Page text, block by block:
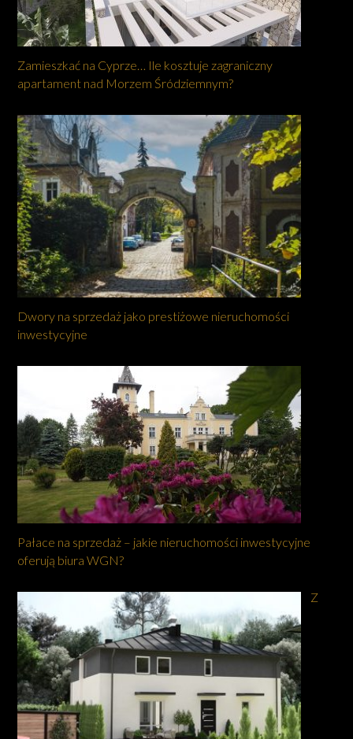
Zamieszkać na Cyprze… Ile kosztuje zagraniczny
apartament nad Morzem Śródziemnym?
Dwory na sprzedaż jako prestiżowe nieruchomości
inwestycyjne
Pałace na sprzedaż – jakie nieruchomości inwestycyjne
oferują biura WGN?
Z